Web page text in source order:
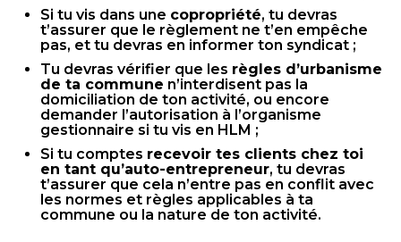
Si tu vis dans une copropriété, tu devras
t’assurer que le règlement ne t’en empêche
pas, et tu devras en informer ton syndicat ;
Tu devras vérifier que les règles d’urbanisme
de ta commune n’interdisent pas la
domiciliation de ton activité, ou encore
demander l’autorisation à l’organisme
gestionnaire si tu vis en HLM ;
Si tu comptes recevoir tes clients chez toi
en tant qu’auto-entrepreneur, tu devras
t’assurer que cela n’entre pas en conflit avec
les normes et règles applicables à ta
commune ou la nature de ton activité.